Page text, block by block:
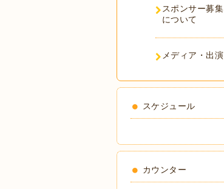
スポンサー募集
について
メディア・出演
スケジュール
カウンター